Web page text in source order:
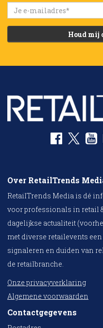
Houd mij
Over RetailTrends
RetailTrends Media is dé
voor professionals in retail
dagelijkse actualiteit
met diverse retailevents
signaleren en duiden van
de retailbranche.
Onze privacyverklaring
Algemene voorwaarden
Contactgegevens